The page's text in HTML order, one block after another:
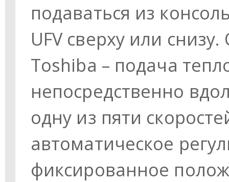
подаваться из
UFV сверху или
Toshiba – подача
непосредственно
одну из пяти
автоматическое
фиксированное